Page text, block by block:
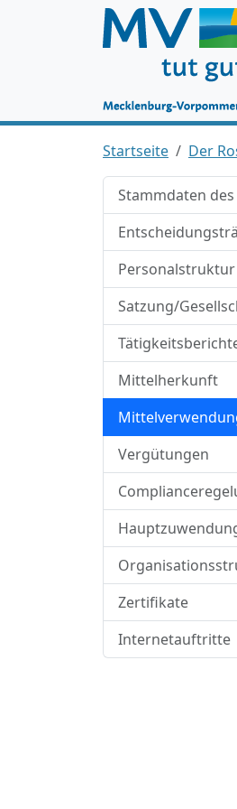
Startseite Der
Stammdaten
Personalstruktur
Satzung/
Mittelherkunft
Vergütungen
Zertifikate
Internetauftritte